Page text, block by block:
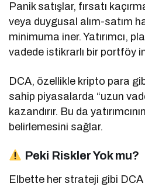
Panik satışlar, fırsatı
veya duygusal alım-satım
minimuma iner. Yatırımcı,
vadede istikrarlı bir portföy
DCA, özellikle kripto para
sahip piyasalarda “uzun
kazandırır. Bu da
belirlemesini sağlar.
Peki Riskler Yok mu?
Elbette her strateji gibi